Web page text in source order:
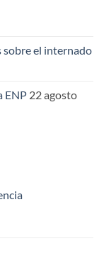
sobre el internado
ENP 22 agosto